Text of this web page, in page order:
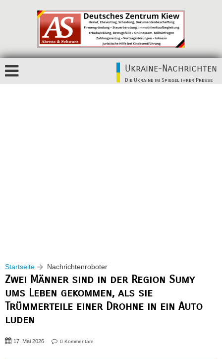
Ukraine-Nachrichten
Die Ukraine im Spiegel ihrer Presse
Startseite Nachrichtenroboter
Zwei Männer sind in der Region Sumy
ums Leben gekommen, als sie
Trümmerteile einer Drohne in ein Auto
luden
17. Mai 2026 0 Kommentare